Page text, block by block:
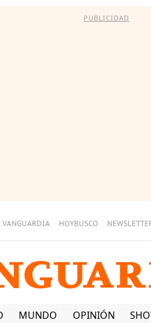
PUBLICIDAD
VANGUARDIA HOYBUSCO
MUNDO OPINIÓN